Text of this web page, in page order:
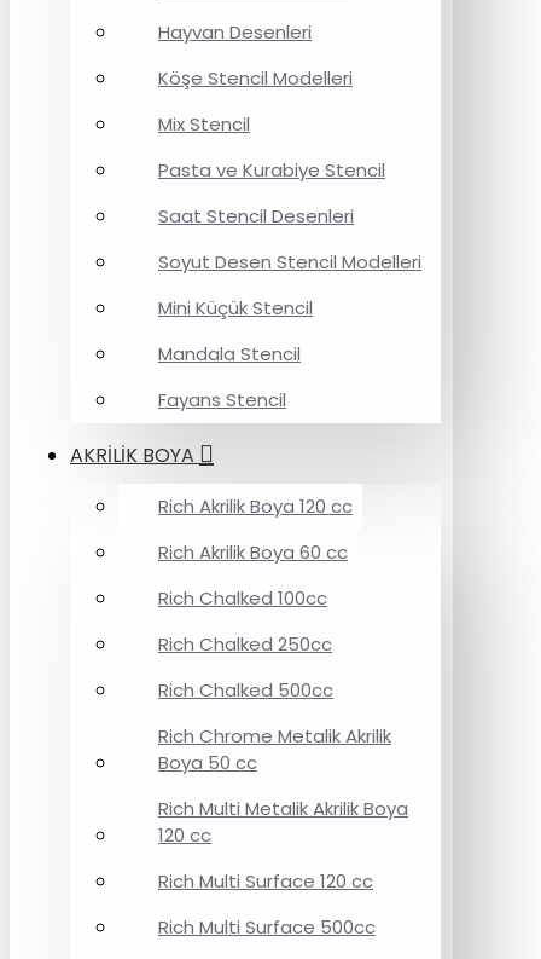
Hayvan Desenleri
Köşe Stencil Modelleri
Mix Stencil
Pasta ve Kurabiye Stencil
Saat Stencil Desenleri
Soyut Desen Stencil Modelleri
Mini Küçük Stencil
Mandala Stencil
Fayans Stencil
AKRİLİK BOYA
Rich Akrilik Boya 120 cc
Rich Akrilik Boya 60 cc
Rich Chalked 100cc
Rich Chalked 250cc
Rich Chalked 500cc
Rich Chrome Metalik Akrilik
Boya 50 cc
Rich Multi Metalik Akrilik Boya
120 cc
Rich Multi Surface 120 cc
Rich Multi Surface 500cc